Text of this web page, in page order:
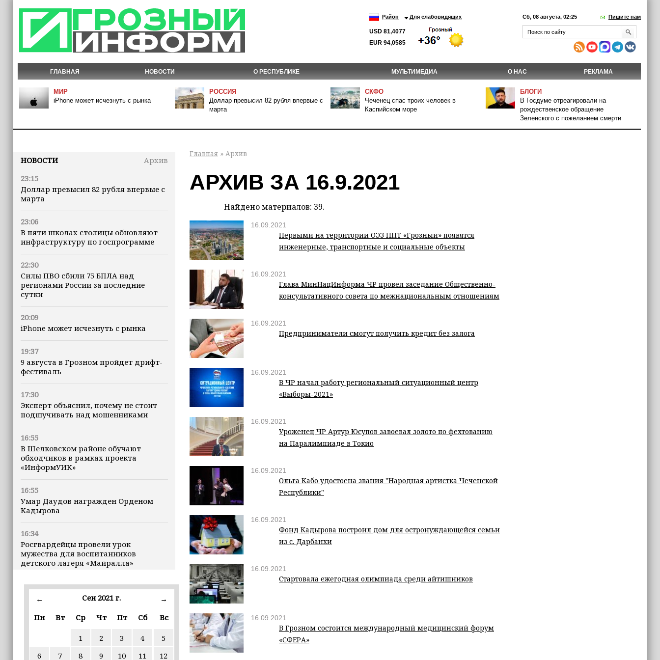
Район Для слабовидящих
USD 81,4077
EUR 94,0585
Сб, 08 августа, 02:25 Пишите нам
ГЛАВНАЯ НОВОСТИ О РЕСПУБЛИКЕ МУЛЬТИМЕДИА О НАС РЕКЛАМА
МИР
iPhone может исчезнуть с рынка
РОССИЯ
Доллар превысил 82 рубля впервые с
марта
СКФО
Чеченец спас троих человек в
Каспийском море
БЛОГИ
В Госдуме отреагировали на
рождественское обращение
Зеленского с пожеланием смерти
НОВОСТИ
Архив
23:15
Доллар превысил 82 рубля впервые с
марта
23:06
В пяти школах столицы обновляют
инфраструктуру по госпрограмме
22:30
Силы ПВО сбили 75 БПЛА над
регионами России за последние
сутки
20:09
iPhone может исчезнуть с рынка
19:37
9 августа в Грозном пройдет дрифт-
фестиваль
17:30
Эксперт объяснил, почему не стоит
подшучивать над мошенниками
16:55
В Шелковском районе обучают
обходчиков в рамках проекта
«ИнформУИК»
16:55
Умар Даудов награжден Орденом
Кадырова
16:34
Росгвардейцы провели урок
мужества для воспитанников
детского лагеря «Майралла»
16:30
Дмитрий Чернышенко: Внутренний
въездной — на 20,1%
← Сен 2021 г.
→
Пн
Вт Ср Чт Пт Сб Вс
1 2 3 4
5
6
7 8 9 10 11 12
Главная » Архив
АРХИВ ЗА 16.9.2021
Найдено материалов: 39.
16.09.2021
Первыми на территории ОЭЗ ППТ «Грозный» появятся
инженерные, транспортные и социальные объекты
16.09.2021
Глава МинНацИнформа ЧР провел заседание Общественно-
консультативного совета по межнациональным отношениям
16.09.2021
Предприниматели смогут получить кредит без залога
16.09.2021
В ЧР начал работу региональный ситуационный центр
«Выборы-2021»
16.09.2021
Уроженец ЧР Артур Юсупов завоевал золото по фехтованию
на Паралимпиаде в Токио
16.09.2021
Ольга Кабо удостоена звания "Народная артистка Чеченской
Республики"
16.09.2021
Фонд Кадырова построил дом для остронуждающейся семьи
из с. Дарбанхи
16.09.2021
Стартовала ежегодная олимпиада среди айтишников
16.09.2021
В Грозном состоится международный медицинский форум
«СФЕРА»